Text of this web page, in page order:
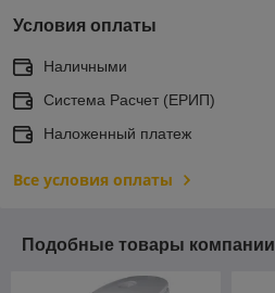
Условия оплаты
Наличными
Система Расчет (ЕРИП)
Наложенный платеж
Все условия оплаты
Подобные товары компании